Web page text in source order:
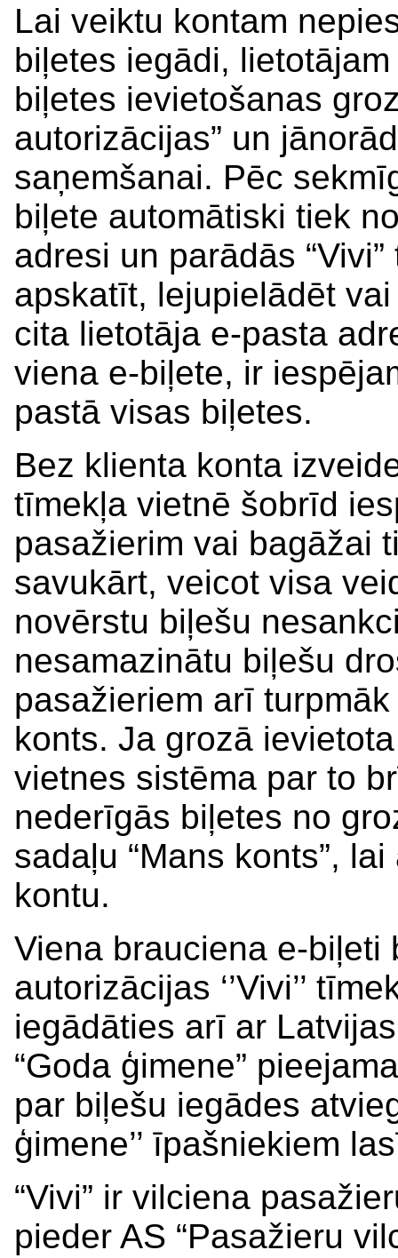
Lai veiktu kontam
biļetes iegādi,
biļetes ievietošanas
autorizācijas” un
saņemšanai. Pēc
biļete automātiski tiek
adresi un parādās
apskatīt, lejupielādēt
cita lietotāja e-pasta
viena e-biļete, ir
pastā visas biļetes.
Bez klienta konta
tīmekļa vietnē šobrīd
pasažierim vai bagāžai
savukārt, veicot visa
novērstu biļešu
nesamazinātu biļešu
pasažieriem arī
konts. Ja grozā ievietota
vietnes sistēma par to
nederīgās biļetes no
sadaļu “Mans konts”,
kontu.
Viena brauciena e-
autorizācijas ‘’Vivi’’
iegādāties arī ar
“Goda ģimene”
par biļešu iegādes
ģimene’’ īpašniekiem
“Vivi” ir vilciena
pieder AS “Pasažieru